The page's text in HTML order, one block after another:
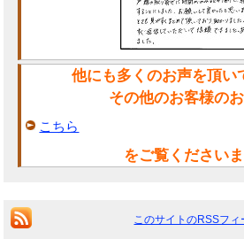
他にも多くのお声を頂い
その他のお客様のお
こちら
をご覧くださいま
このサイトのRSSフィ